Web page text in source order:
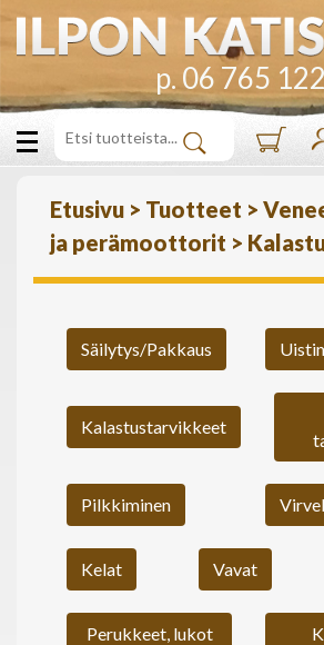
p. 06 765
Etusivu > Tuotteet >
ja perämoottorit >
Säilytys/Pakkaus
Kalastustarvikkeet
Pilkkiminen
Kelat Vavat
Perukkeet, lukot